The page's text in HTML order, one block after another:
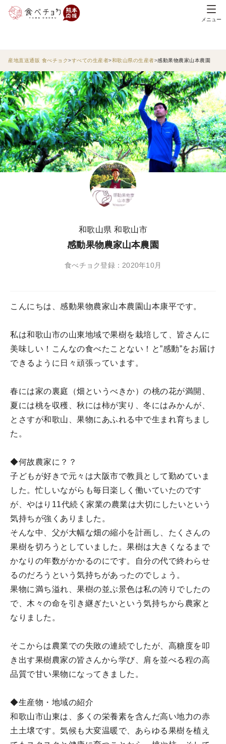
メニュー
産地直送通販 食べチョク すべての生産者 和歌山県の生産者 感動果物農家山本農園
和歌山県 和歌山市
感動果物農家山本農園
食べチョク登録：2020年10月
こんにちは、感動果物農家山本農園山本康平です。
私は和歌山市の山東地域で果樹を栽培して、皆さんに
美味しい！こんなの食べたことない！と”感動”をお届け
できるように日々頑張っています。
春には家の裏庭（畑というべきか）の桃の花が満開、
夏には桃を収穫、秋には柿が実り、冬にはみかんが、
とさすが和歌山、果物にあふれる中で生まれ育ちまし
た。
◆何故農家に？？
子どもが好きで元々は大阪市で教員として勤めていま
した。忙しいながらも毎日楽しく働いていたのです
が、やはり11代続く家業の農業は大切にしたいという
気持ちが強くありました。
そんな中、父が大幅な畑の縮小を計画し、たくさんの
果樹を切ろうとしていました。果樹は大きくなるまで
かなりの年数がかかるのにです。自分の代で終わらせ
るのだろうという気持ちがあったのでしょう。
果物に満ち溢れ、果樹の並ぶ景色は私の誇りでしたの
で、木々の命を引き継ぎたいという気持ちから農家と
なりました。
そこからは農業での失敗の連続でしたが、高糖度を叩
き出す果樹農家の皆さんから学び、肩を並べる程の高
品質で甘い果物になってきました。
◆生産物・地域の紹介
和歌山市山東は、多くの栄養素を含んだ高い地力の赤
土土壌です。気候も大変温暖で、あらゆる果樹を植え